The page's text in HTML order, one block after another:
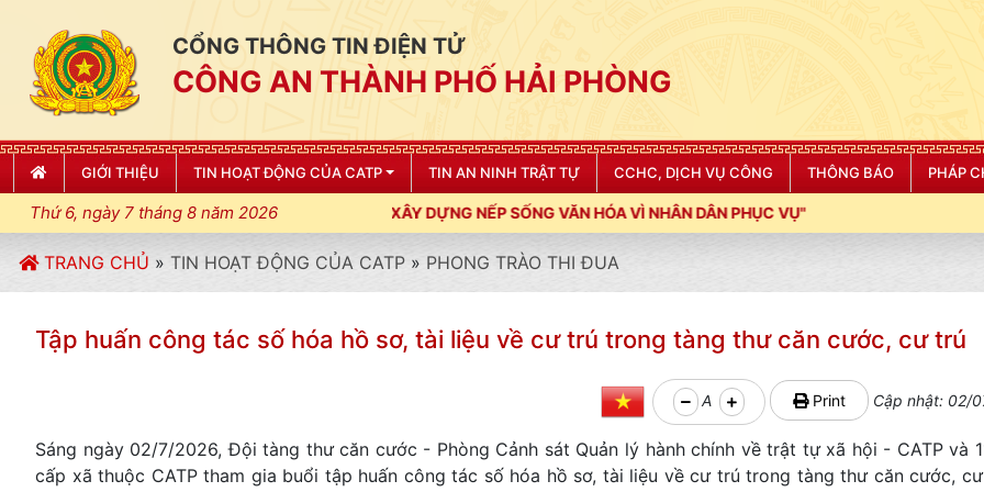
CỔNG THÔNG TIN ĐIỆN TỬ
CÔNG AN THÀNH PHỐ HẢI PHÒNG
GIỚI THIỆU TIN HOẠT ĐỘNG CỦA CATP TIN AN NINH TRẬT TỰ CCHC, DỊCH VỤ CÔNG THÔNG BÁO PHÁP
Thứ 6, ngày 7 tháng 8 năm 2026
KỶ CƯƠNG, ĐIỀU LỆNH; XÂY DỰNG NẾP SỐNG VĂN HÓA VÌ NHÂN DÂN PHỤC VỤ"
TRANG CHỦ » TIN HOẠT ĐỘNG CỦA CATP » PHONG TRÀO THI ĐUA
Tập huấn công tác số hóa hồ sơ, tài liệu về cư trú trong tàng thư căn cước, cư trú
A Print Cập nhật: 02/
Sáng ngày 02/7/2026, Đội tàng thư căn cước - Phòng Cảnh sát Quản lý hành chính về trật tự xã hội - CATP và
cấp xã thuộc CATP tham gia buổi tập huấn công tác số hóa hồ sơ, tài liệu về cư trú trong tàng thư căn cước,